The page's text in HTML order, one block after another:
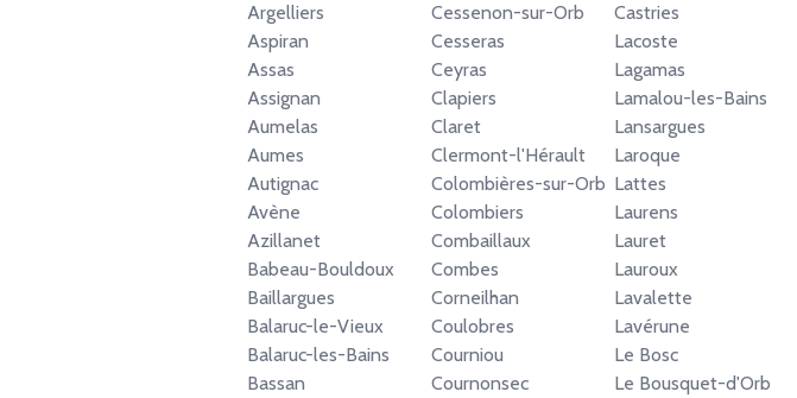
Argelliers
Aspiran
Assas
Assignan
Aumelas
Aumes
Autignac
Avène
Azillanet
Babeau-Bouldoux
Baillargues
Balaruc-le-Vieux
Balaruc-les-Bains
Bassan
Cessenon-sur-Orb
Cesseras
Ceyras
Clapiers
Claret
Clermont-l'Hérault
Colombières-sur-Orb
Colombiers
Combaillaux
Combes
Corneilhan
Coulobres
Courniou
Cournonsec
Castries
Lacoste
Lagamas
Lamalou-les-Bains
Lansargues
Laroque
Lattes
Laurens
Lauret
Lauroux
Lavalette
Lavérune
Le Bosc
Le Bousquet-d'Orb